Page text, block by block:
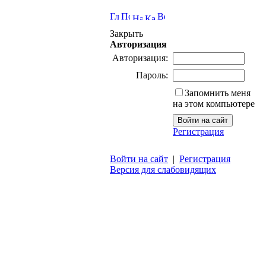
Закрыть
Авторизация
Авторизация:
Пароль:
Запомнить меня
на этом компьютере
Регистрация
Войти на сайт | Регистрация
Версия для слабовидящих